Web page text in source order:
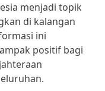
menjadi topik
di kalangan
ini
positif bagi